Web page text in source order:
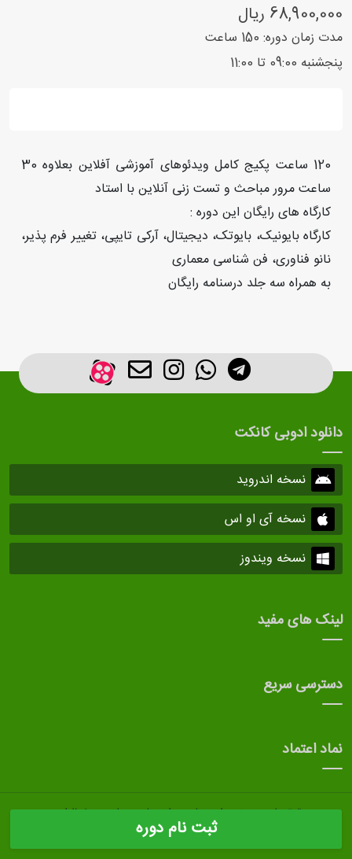
68,900,000 ریال
مدت زمان دوره: 150 ساعت
پنجشنبه 09:00 تا 11:00
ثبت نام دوره
120 ساعت پکیج کامل ویدئوهای آموزشی آفلاین بعلاوه 30
ساعت مرور مباحث و تست زنی آنلاین با استاد
کارگاه های رایگان این دوره :
کارگاه بایونیک، بایوتک، دیجیتال، آرکی تایپی، تغییر فرم پذیر،
نانو فناوری، فن شناسی معماری
به همراه سه جلد درسنامه رایگان
دانلود ادوبی کانکت
نسخه اندروید
نسخه آی او اس
نسخه ویندوز
لینک های مفید
دسترسی سریع
نماد اعتماد
حقوق مادی و معنوی این سایت برای صاحب سایت محفوظ است.
نرم افزار مدیریت آموزشگاه